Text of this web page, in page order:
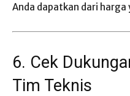
Anda dapatkan dari
6. Cek
Tim Teknis